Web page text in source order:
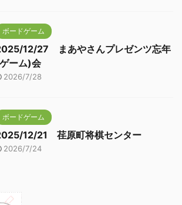
ボードゲーム
12/27 まあやさんプレゼンツ忘年
ーム)会
2026/7/28
ボードゲーム
12/21 荏原町将棋センター
2026/7/24